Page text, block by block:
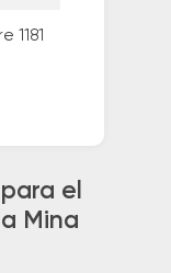
1181
el
Mina